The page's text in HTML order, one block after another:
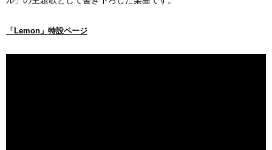
「Lemon」特設ページ